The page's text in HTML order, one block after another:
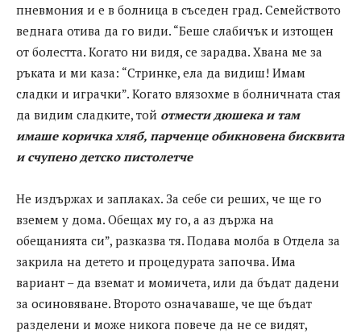
пневмония и е в болница в съседен град. Семейството
веднага отива да го види. “Беше слабичък и изтощен
от болестта. Когато ни видя, се зарадва. Хвана ме за
ръката и ми каза: “Стринке, ела да видиш! Имам
сладки и играчки”. Когато влязохме в болничната стая
да видим сладките, той отмести дюшека и там
имаше коричка хляб, парченце обикновена бисквита
исчупено детско пистолетче
Не издържах и заплаках. За себе си реших, че ще го
вземем у дома. Обещах му го, а аз държа на
обещанията си”, разказва тя. Подава молба в Отдела за
закрила на детето и процедурата започва. Има
вариант – да вземат и момичета, или да бъдат дадени
за осиновяване. Второто означаваше, че ще бъдат
разделени и може никога повече да не се видят,